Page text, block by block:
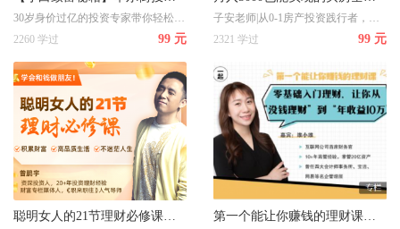
2260 学过
99 元
2321 学过
99 元